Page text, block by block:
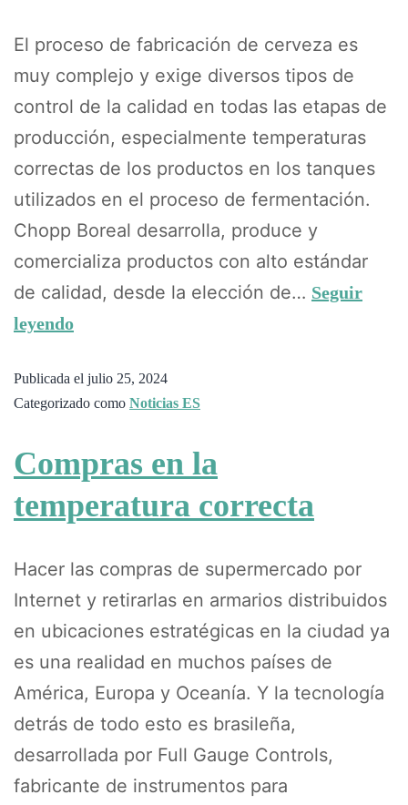
El proceso de fabricación de cerveza es
muy complejo y exige diversos tipos de
control de la calidad en todas las etapas de
producción, especialmente temperaturas
correctas de los productos en los tanques
utilizados en el proceso de fermentación.
Chopp Boreal desarrolla, produce y
comercializa productos con alto estándar
de calidad, desde la elección de… Seguir
leyendo
Publicada el julio 25, 2024
Categorizado como Noticias ES
Compras en la
temperatura correcta
Hacer las compras de supermercado por
Internet y retirarlas en armarios distribuidos
en ubicaciones estratégicas en la ciudad ya
es una realidad en muchos países de
América, Europa y Oceanía. Y la tecnología
detrás de todo esto es brasileña,
desarrollada por Full Gauge Controls,
fabricante de instrumentos para